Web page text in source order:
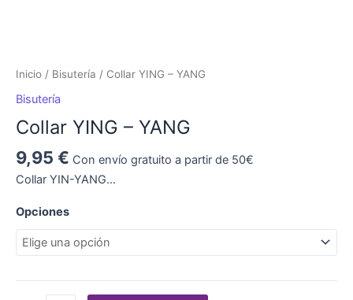
Inicio / Bisutería / Collar YING – YANG
Bisutería
Collar YING – YANG
9,95 € Con envío gratuito a partir de 50€
Collar YIN-YANG…
Opciones